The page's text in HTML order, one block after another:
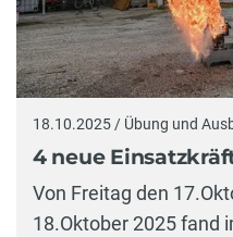
18.10.2025 / Übung und
4 neue
Von Freitag den
18.Oktober 2025 fand